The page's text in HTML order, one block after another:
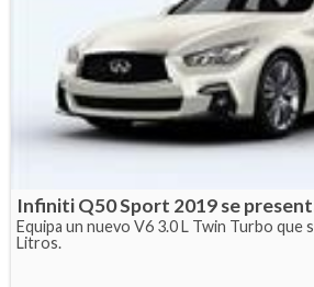
Infiniti Q50 Sport 2019 se
Equipa un nuevo V6 3.0 L Twin Turbo
Litros.